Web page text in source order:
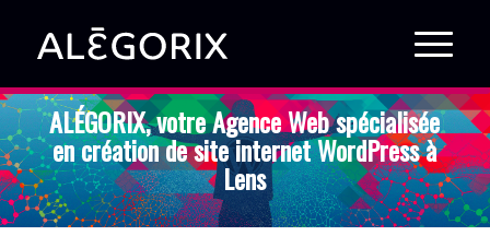
ALÉGORIX, votre Agence Web spécialisée
en création de site internet WordPress à
Lens